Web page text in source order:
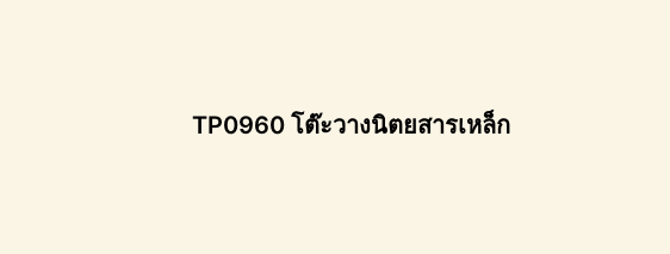
TP0960 โต๊ะวางนิตยสารเหล็ก